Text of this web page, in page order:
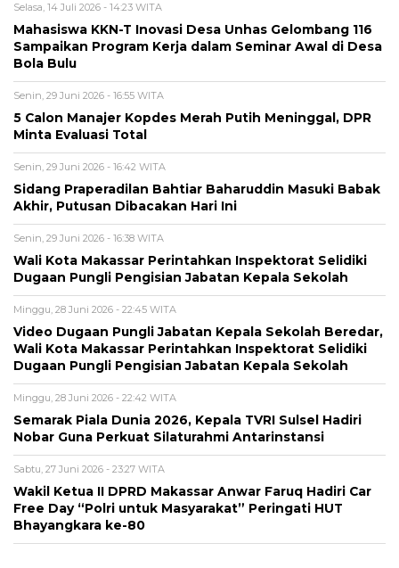
Selasa, 14 Juli 2026 - 14:23 WITA
Mahasiswa KKN-T Inovasi Desa Unhas Gelombang 116
Sampaikan Program Kerja dalam Seminar Awal di Desa
Bola Bulu
Senin, 29 Juni 2026 - 16:55 WITA
5 Calon Manajer Kopdes Merah Putih Meninggal, DPR
Minta Evaluasi Total
Senin, 29 Juni 2026 - 16:42 WITA
Sidang Praperadilan Bahtiar Baharuddin Masuki Babak
Akhir, Putusan Dibacakan Hari Ini
Senin, 29 Juni 2026 - 16:38 WITA
Wali Kota Makassar Perintahkan Inspektorat Selidiki
Dugaan Pungli Pengisian Jabatan Kepala Sekolah
Minggu, 28 Juni 2026 - 22:45 WITA
Video Dugaan Pungli Jabatan Kepala Sekolah Beredar,
Wali Kota Makassar Perintahkan Inspektorat Selidiki
Dugaan Pungli Pengisian Jabatan Kepala Sekolah
Minggu, 28 Juni 2026 - 22:42 WITA
Semarak Piala Dunia 2026, Kepala TVRI Sulsel Hadiri
Nobar Guna Perkuat Silaturahmi Antarinstansi
Sabtu, 27 Juni 2026 - 23:27 WITA
Wakil Ketua II DPRD Makassar Anwar Faruq Hadiri Car
Free Day “Polri untuk Masyarakat” Peringati HUT
Bhayangkara ke-80